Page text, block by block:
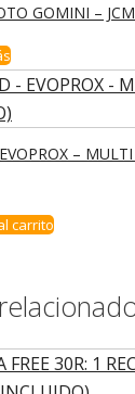
GOMINI –
–
carrito